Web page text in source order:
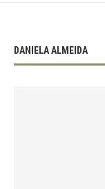
DANIELA ALMEIDA